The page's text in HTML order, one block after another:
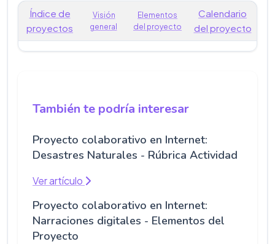
Índice de
proyectos
Visión
general
Elementos
del proyecto
Calendario
del proyecto
También te podría interesar
Proyecto colaborativo en Internet:
Desastres Naturales - Rúbrica Actividad
Ver artículo
Proyecto colaborativo en Internet:
Narraciones digitales - Elementos del
Proyecto